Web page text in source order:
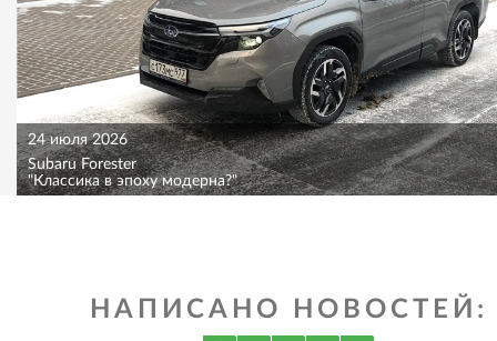
24 июля 2026
Subaru Forester
"Классика в эпоху модерна?"
НАПИСАНО НОВОСТЕЙ: